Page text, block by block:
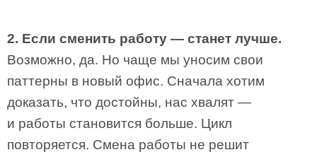
2. Если сменить работу — станет лучше.
Возможно, да. Но чаще мы уносим свои
паттерны в новый офис. Сначала хотим
доказать, что достойны, нас хвалят —
и работы становится больше. Цикл
повторяется. Смена работы не решит